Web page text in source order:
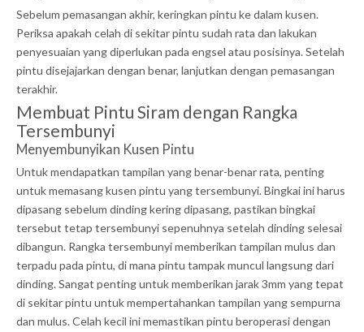
Sebelum pemasangan akhir, keringkan pintu ke dalam kusen.
Periksa apakah celah di sekitar pintu sudah rata dan lakukan
penyesuaian yang diperlukan pada engsel atau posisinya. Setelah
pintu disejajarkan dengan benar, lanjutkan dengan pemasangan
terakhir.
Membuat Pintu Siram dengan Rangka
Tersembunyi
Menyembunyikan Kusen Pintu
Untuk mendapatkan tampilan yang benar-benar rata, penting
untuk memasang kusen pintu yang tersembunyi. Bingkai ini harus
dipasang sebelum dinding kering dipasang, pastikan bingkai
tersebut tetap tersembunyi sepenuhnya setelah dinding selesai
dibangun. Rangka tersembunyi memberikan tampilan mulus dan
terpadu pada pintu, di mana pintu tampak muncul langsung dari
dinding. Sangat penting untuk memberikan jarak 3mm yang tepat
di sekitar pintu untuk mempertahankan tampilan yang sempurna
dan mulus. Celah kecil ini memastikan pintu beroperasi dengan